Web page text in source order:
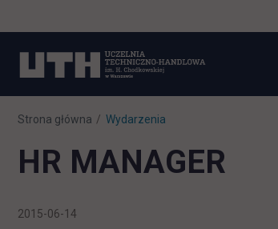
Strona główna Wydarzenia
HR MANAGER
2015-06-14